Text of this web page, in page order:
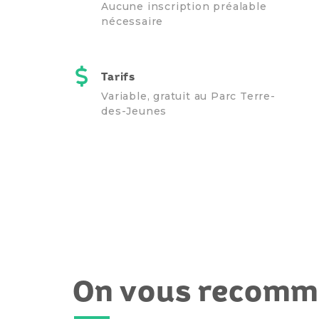
Aucune inscription préalable
nécessaire
Tarifs
Variable, gratuit au Parc Terre-
des-Jeunes
On vous